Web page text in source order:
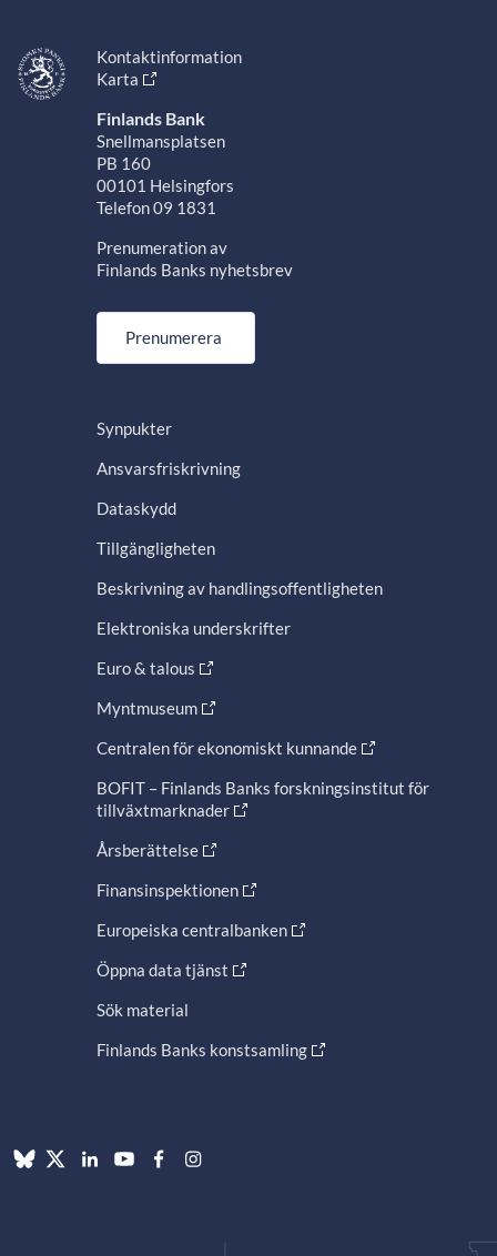
Kontaktinformation
Karta
Finlands Bank
Snellmansplatsen
PB 160
00101 Helsingfors
Telefon 09 1831
Prenumeration av
Finlands Banks nyhetsbrev
Prenumerera
Synpukter
Ansvarsfriskrivning
Dataskydd
Tillgängligheten
Beskrivning av handlingsoffentligheten
Elektroniska underskrifter
Euro & talous
Myntmuseum
Centralen för ekonomiskt kunnande
BOFIT – Finlands Banks forskningsinstitut för
tillväxtmarknader
Årsberättelse
Finansinspektionen
Europeiska centralbanken
Öppna data tjänst
Sök material
Finlands Banks konstsamling